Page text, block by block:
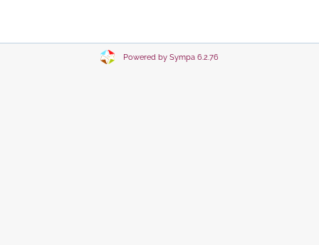
Powered by Sympa 6.2.76